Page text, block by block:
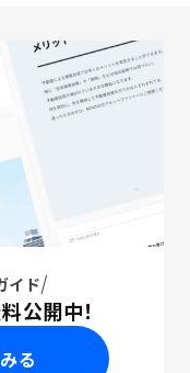
イド
公開中！
る